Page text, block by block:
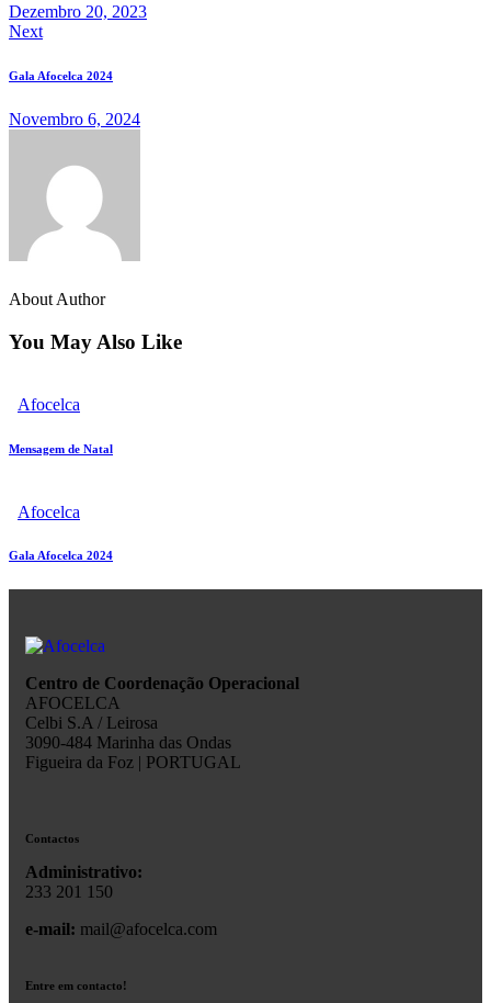
Dezembro 20, 2023
Next
Gala Afocelca 2024
Novembro 6, 2024
About Author
You May Also Like
Afocelca
Mensagem de Natal
Afocelca
Gala Afocelca 2024
Centro de Coordenação Operacional
AFOCELCA
Celbi S.A / Leirosa
3090-484 Marinha das Ondas
Figueira da Foz | PORTUGAL
Contactos
Administrativo:
233 201 150
e-mail: mail@afocelca.com
Entre em contacto!